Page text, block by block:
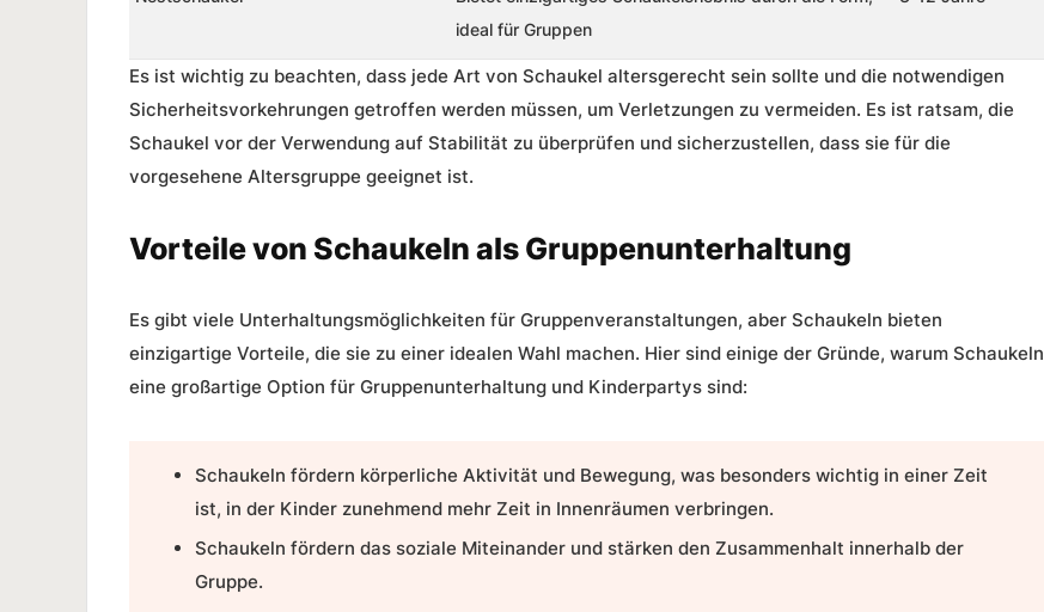
ideal für Gruppen
Es ist wichtig zu beachten, dass jede Art von Schaukel altersgerecht sein sollte und die notwendigen
Sicherheitsvorkehrungen getroffen werden müssen, um Verletzungen zu vermeiden. Es ist ratsam, die
Schaukel vor der Verwendung auf Stabilität zu überprüfen und sicherzustellen, dass sie für die
vorgesehene Altersgruppe geeignet ist.
Vorteile von Schaukeln als Gruppenunterhaltung
Es gibt viele Unterhaltungsmöglichkeiten für Gruppenveranstaltungen, aber Schaukeln bieten
einzigartige Vorteile, die sie zu einer idealen Wahl machen. Hier sind einige der Gründe, warum Schaukeln
eine großartige Option für Gruppenunterhaltung und Kinderpartys sind:
Schaukeln fördern körperliche Aktivität und Bewegung, was besonders wichtig in einer Zeit
ist, in der Kinder zunehmend mehr Zeit in Innenräumen verbringen.
Schaukeln fördern das soziale Miteinander und stärken den Zusammenhalt innerhalb der
Gruppe.